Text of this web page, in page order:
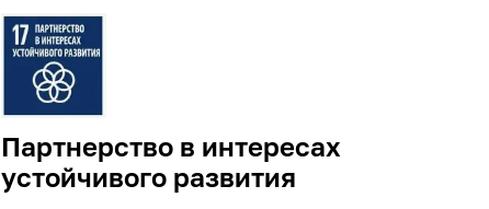
Партнерство в интересах
устойчивого развития